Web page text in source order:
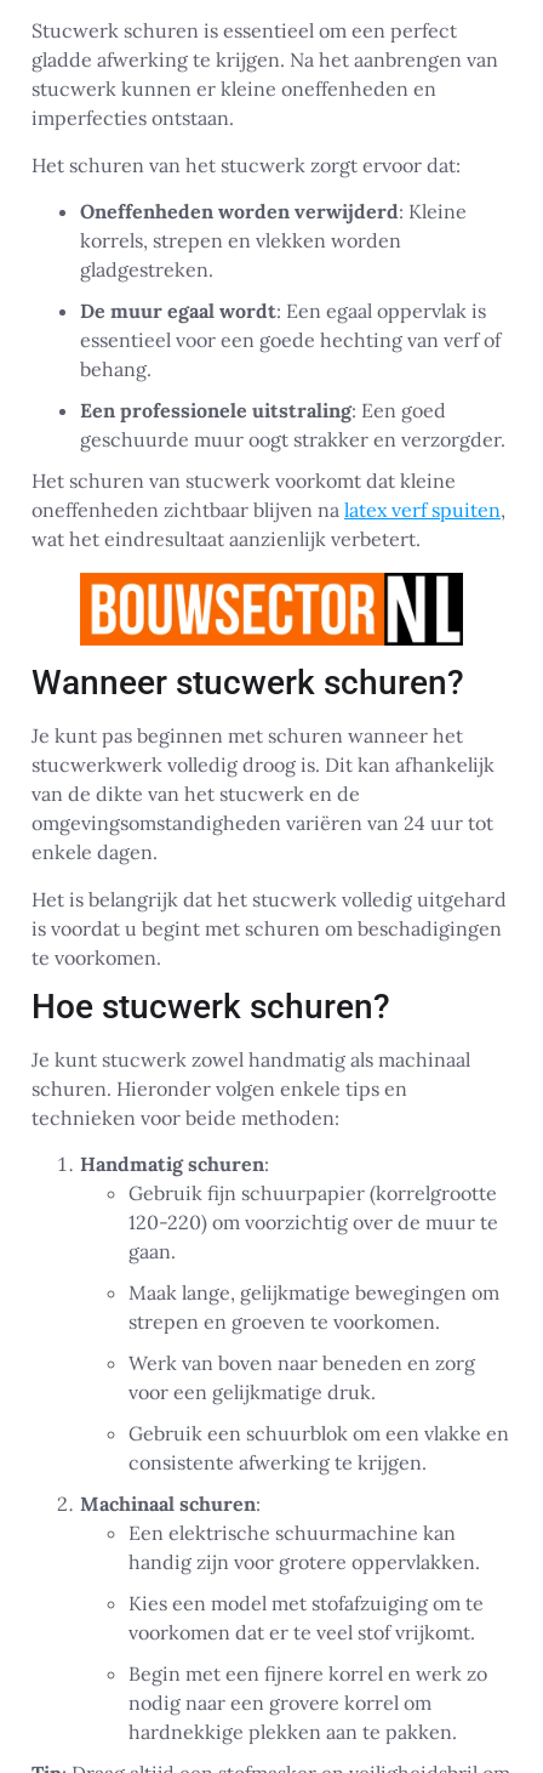
Stucwerk schuren is essentieel om een perfect
gladde afwerking te krijgen. Na het aanbrengen van
stucwerk kunnen er kleine oneffenheden en
imperfecties ontstaan.
Het schuren van het stucwerk zorgt ervoor dat:
Oneffenheden worden verwijderd: Kleine
korrels, strepen en vlekken worden
gladgestreken.
De muur egaal wordt: Een egaal oppervlak is
essentieel voor een goede hechting van verf of
behang.
Een professionele uitstraling: Een goed
geschuurde muur oogt strakker en verzorgder.
Het schuren van stucwerk voorkomt dat kleine
oneffenheden zichtbaar blijven na latex verf spuiten,
wat het eindresultaat aanzienlijk verbetert.
Wanneer stucwerk schuren?
Je kunt pas beginnen met schuren wanneer het
stucwerkwerk volledig droog is. Dit kan afhankelijk
van de dikte van het stucwerk en de
omgevingsomstandigheden variëren van 24 uur tot
enkele dagen.
Het is belangrijk dat het stucwerk volledig uitgehard
is voordat u begint met schuren om beschadigingen
te voorkomen.
Hoe stucwerk schuren?
Je kunt stucwerk zowel handmatig als machinaal
schuren. Hieronder volgen enkele tips en
technieken voor beide methoden:
Handmatig schuren:
Gebruik fijn schuurpapier (korrelgrootte
120-220) om voorzichtig over de muur te
gaan.
Maak lange, gelijkmatige bewegingen om
strepen en groeven te voorkomen.
Werk van boven naar beneden en zorg
voor een gelijkmatige druk.
Gebruik een schuurblok om een vlakke en
consistente afwerking te krijgen.
Machinaal schuren:
Een elektrische schuurmachine kan
handig zijn voor grotere oppervlakken.
Kies een model met stofafzuiging om te
voorkomen dat er te veel stof vrijkomt.
Begin met een fijnere korrel en werk zo
nodig naar een grovere korrel om
hardnekkige plekken aan te pakken.